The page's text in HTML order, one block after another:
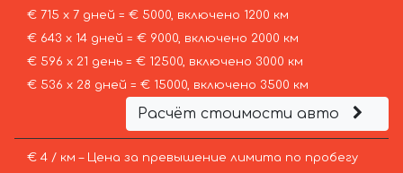
€ 715 х 7 дней = € 5000, включено 1200 км
€ 643 х 14 дней = € 9000, включено 2000 км
€ 596 х 21 день = € 12500, включено 3000 км
€ 536 х 28 дней = € 15000, включено 3500 км
Расчёт стоимости авто
€ 4 / км – Цена за превышение лимита по пробегу